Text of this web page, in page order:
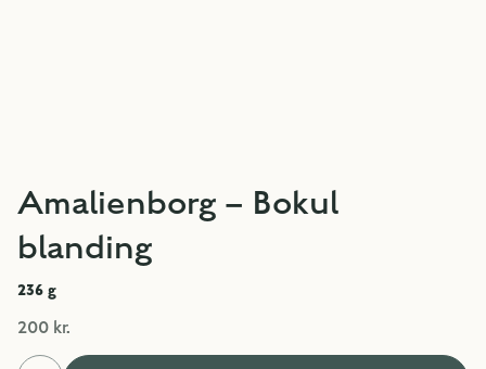
Amalienborg – Bokul
blanding
236 g
200 kr.